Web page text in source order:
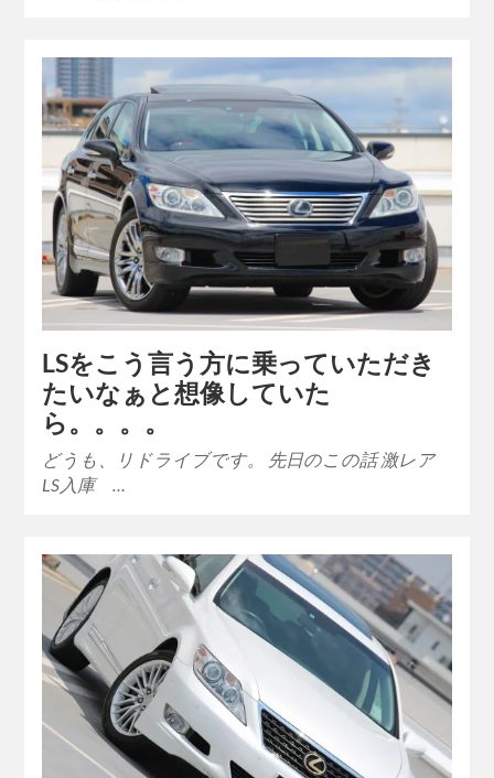
LSをこう言う方に乗っていただき
たいなぁと想像していた
ら。。。。
どうも、リドライブです。 先日のこの話 激レア
LS入庫 …